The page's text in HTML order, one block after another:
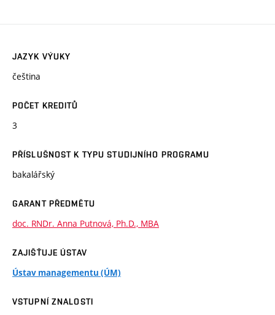
JAZYK VÝUKY
čeština
POČET KREDITŮ
3
PŘÍSLUŠNOST K TYPU STUDIJNÍHO PROGRAMU
bakalářský
GARANT PŘEDMĚTU
doc. RNDr. Anna Putnová, Ph.D., MBA
ZAJIŠŤUJE ÚSTAV
Ústav managementu (ÚM)
VSTUPNÍ ZNALOSTI